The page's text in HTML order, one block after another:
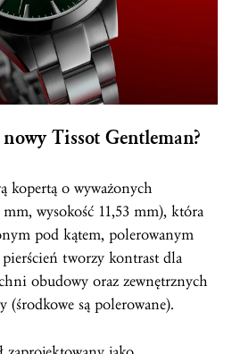
Tissot Gentleman?
kopertą o wyważonych
wysokość 11,53 mm), która
pod kątem, polerowanym
pierścień tworzy kontrast dla
obudowy oraz zewnętrznych
(środkowe są polerowane).